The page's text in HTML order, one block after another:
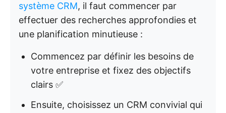
système CRM, il faut commencer par
effectuer des recherches approfondies et
une planification minutieuse :
Commencez par définir les besoins de
votre entreprise et fixez des objectifs
clairs ✅
Ensuite, choisissez un CRM convivial qui